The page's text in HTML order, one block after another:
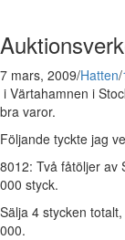
7 mars, 2009/Hatten/
i Värtahamnen i
bra varor.
Följande tyckte jag
8012: Två fåtöljer av
000 styck.
Sälja 4 stycken
000.